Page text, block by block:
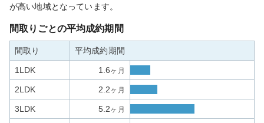
が高い地域となっています。
間取りごとの平均成約期間
間取り 平均成約期間
1LDK 1.6ヶ月
2LDK 2.2ヶ月
3LDK 5.2ヶ月